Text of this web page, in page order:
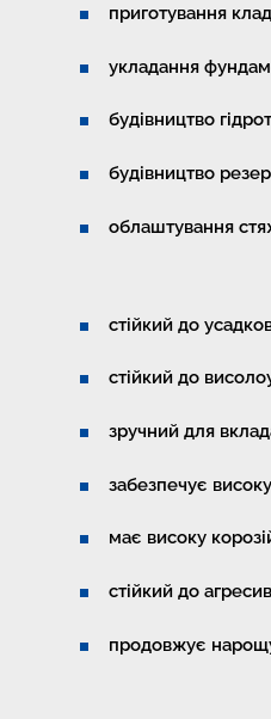
приготування
укладання
будівництво
будівництво
облаштування
стійкий до
стійкий до
зручний для
забезпечує
має високу
стійкий до
продовжує